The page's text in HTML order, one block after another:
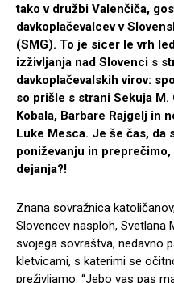
tako v družbi Valenčiča,
davkoplačevalcev v
(SMG). To je sicer le vrh
izživljanja nad Slovenci s
davkoplačevalskih virov:
so prišle s strani Sekuja M.
Kobala, Barbare Rajgelj in
Luke Mesca. Je še čas, da
poniževanju in
dejanja?!
Znana sovražnica
Slovencev nasploh, Svetlana
svojega sovraštva, nedavno
kletvicami, s katerimi se
preživljamo: “Jebo vas pas